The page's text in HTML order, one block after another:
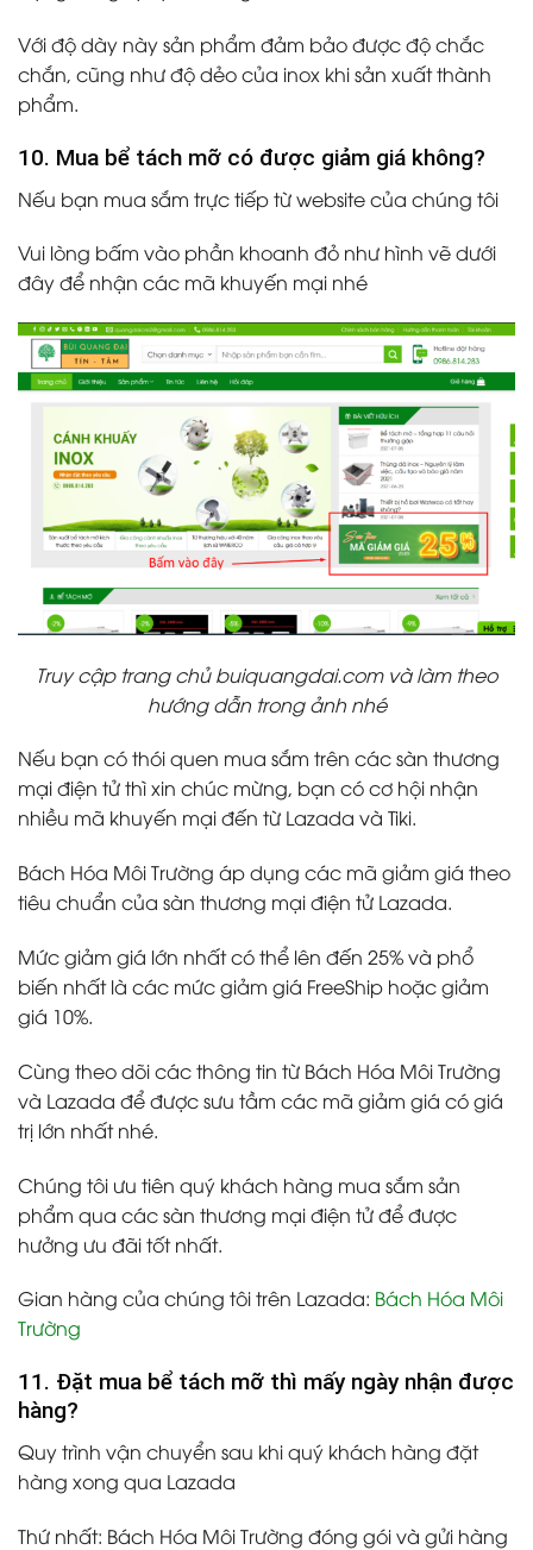
Với độ dày này sản phẩm đảm bảo được độ chắc
chắn, cũng như độ dẻo của inox khi sản xuất thành
phẩm.
10. Mua bể tách mỡ có được giảm giá không?
Nếu bạn mua sắm trực tiếp từ website của chúng tôi
Vui lòng bấm vào phần khoanh đỏ như hình vẽ dưới
đây để nhận các mã khuyến mại nhé
Truy cập trang chủ buiquangdai.com và làm theo
hướng dẫn trong ảnh nhé
Nếu bạn có thói quen mua sắm trên các sàn thương
mại điện tử thì xin chúc mừng, bạn có cơ hội nhận
nhiều mã khuyến mại đến từ Lazada và Tiki.
Bách Hóa Môi Trường áp dụng các mã giảm giá theo
tiêu chuẩn của sàn thương mại điện tử Lazada.
Mức giảm giá lớn nhất có thể lên đến 25% và phổ
biến nhất là các mức giảm giá FreeShip hoặc giảm
giá 10%.
Cùng theo dõi các thông tin từ Bách Hóa Môi Trường
và Lazada để được sưu tầm các mã giảm giá có giá
trị lớn nhất nhé.
Chúng tôi ưu tiên quý khách hàng mua sắm sản
phẩm qua các sàn thương mại điện tử để được
hưởng ưu đãi tốt nhất.
Gian hàng của chúng tôi trên Lazada: Bách Hóa Môi
Trường
11. Đặt mua bể tách mỡ thì mấy ngày nhận được
hàng?
Quy trình vận chuyển sau khi quý khách hàng đặt
hàng xong qua Lazada
Thứ nhất: Bách Hóa Môi Trường đóng gói và gửi hàng